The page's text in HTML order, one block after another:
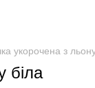
укорочена з
біла